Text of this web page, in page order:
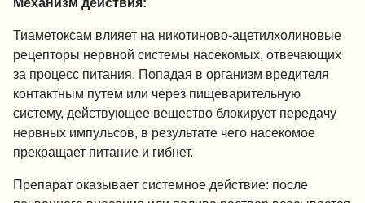
Тиаметоксам влияет на никотиново-ацетилхолиновые
рецепторы нервной системы насекомых, отвечающих
за процесс питания. Попадая в организм вредителя
контактным путем или через пищеварительную
систему, действующее вещество блокирует передачу
нервных импульсов, в результате чего насекомое
прекращает питание и гибнет.
Препарат оказывает системное действие: после